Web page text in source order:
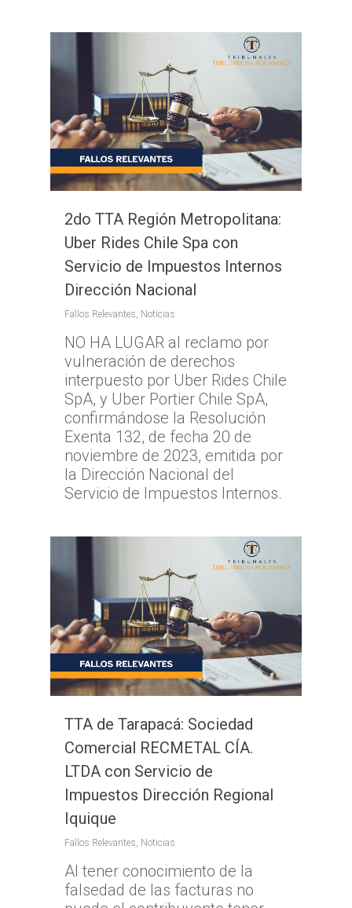
2do TTA Región Metropolitana:
Uber Rides Chile Spa con
Servicio de Impuestos Internos
Dirección Nacional
Fallos Relevantes, Noticias
NO HA LUGAR al reclamo por
vulneración de derechos
interpuesto por Uber Rides Chile
SpA, y Uber Portier Chile SpA,
confirmándose la Resolución
Exenta 132, de fecha 20 de
noviembre de 2023, emitida por
la Dirección Nacional del
Servicio de Impuestos Internos.
TTA de Tarapacá: Sociedad
Comercial RECMETAL CÍA.
LTDA con Servicio de
Impuestos Dirección Regional
Iquique
Fallos Relevantes Noticias
Al tener conocimiento de la
falsedad de las facturas no